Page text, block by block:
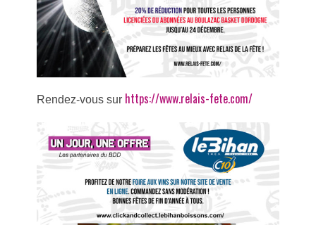
Rendez-vous sur https://www.relais-fete.com/